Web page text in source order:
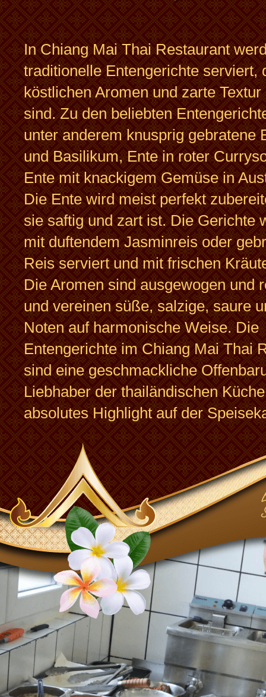
In Chiang Mai Thai Restaurant
traditionelle Entengerichte serviert,
köstlichen Aromen und zarte Textur
sind. Zu den beliebten
unter anderem knusprig gebratene
und Basilikum, Ente in roter
Ente mit knackigem Gemüse in
Die Ente wird meist perfekt
sie saftig und zart ist. Die Gerichte
mit duftendem Jasminreis oder
Reis serviert und mit frischen
Die Aromen sind ausgewogen und
und vereinen süße, salzige, saure
Noten auf harmonische Weise. Die
Entengerichte im Chiang Mai Thai
sind eine geschmackliche
Liebhaber der thailändischen
absolutes Highlight auf der